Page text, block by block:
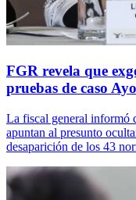
FGR revela que
pruebas de caso
La fiscal general informó
apuntan al presunto
desaparición de los 43